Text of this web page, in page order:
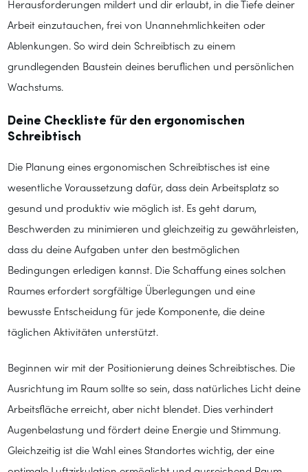
Herausforderungen mildert und dir erlaubt, in die Tiefe deiner
Arbeit einzutauchen, frei von Unannehmlichkeiten oder
Ablenkungen. So wird dein Schreibtisch zu einem
grundlegenden Baustein deines beruflichen und persönlichen
Wachstums.
Deine Checkliste für den ergonomischen
Schreibtisch
Die Planung eines ergonomischen Schreibtisches ist eine
wesentliche Voraussetzung dafür, dass dein Arbeitsplatz so
gesund und produktiv wie möglich ist. Es geht darum,
Beschwerden zu minimieren und gleichzeitig zu gewährleisten,
dass du deine Aufgaben unter den bestmöglichen
Bedingungen erledigen kannst. Die Schaffung eines solchen
Raumes erfordert sorgfältige Überlegungen und eine
bewusste Entscheidung für jede Komponente, die deine
täglichen Aktivitäten unterstützt.
Beginnen wir mit der Positionierung deines Schreibtisches. Die
Ausrichtung im Raum sollte so sein, dass natürliches Licht deine
Arbeitsfläche erreicht, aber nicht blendet. Dies verhindert
Augenbelastung und fördert deine Energie und Stimmung.
Gleichzeitig ist die Wahl eines Standortes wichtig, der eine